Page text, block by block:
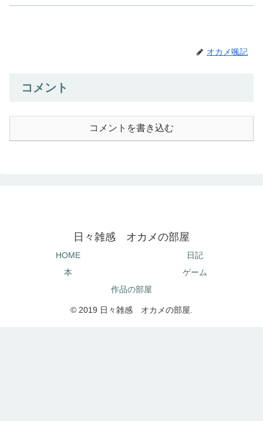
オカメ颯記
コメント
コメントを書き込む
日々雑感 オカメの部屋
HOME
日記
本
ゲーム
作品の部屋
© 2019 日々雑感 オカメの部屋.